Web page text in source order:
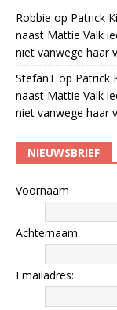
Robbie op Patrick
naast Mattie Valk
niet vanwege haar
StefanT op Patrick
naast Mattie Valk
niet vanwege haar
NIEUWSBRIEF
Voornaam
Achternaam
Emailadres: